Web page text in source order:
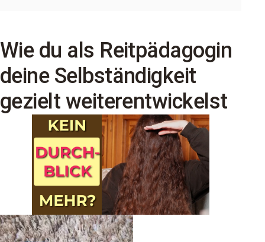
Wie du als Reitpädagogin
deine Selbständigkeit
gezielt weiterentwickelst